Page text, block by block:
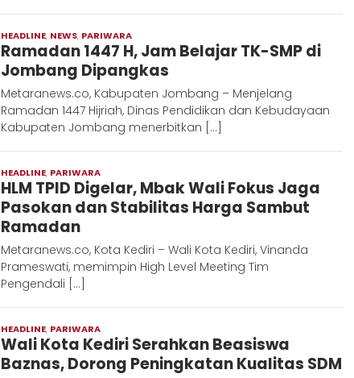
HEADLINE, NEWS, PARIWARA
Hadi
Ramadan 1447 H, Jam Belajar TK-SMP di
Jombang Dipangkas
Metaranews.co, Kabupaten Jombang – Menjelang
Ramadan 1447 Hijriah, Dinas Pendidikan dan Kebudayaan
Kabupaten Jombang menerbitkan […]
HEADLINE, PARIWARA
Hadi
HLM TPID Digelar, Mbak Wali Fokus Jaga
Pasokan dan Stabilitas Harga Sambut
Ramadan
‎Metaranews.co, Kota Kediri – Wali Kota Kediri, Vinanda
Prameswati, memimpin High Level Meeting Tim
Pengendali […]
HEADLINE, PARIWARA
Hadi
Wali Kota Kediri Serahkan Beasiswa
Baznas, Dorong Peningkatan Kualitas SDM